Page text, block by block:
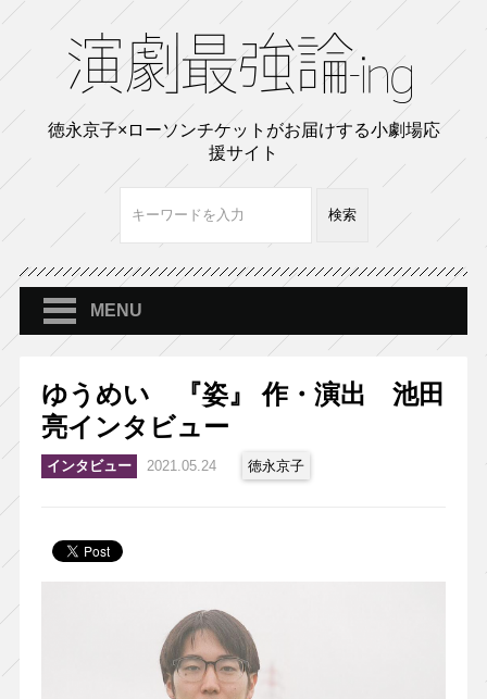
徳永京子×ローソンチケットがお届けする小劇場応
援サイト
MENU
ゆうめい 『姿』 作・演出 池田
亮インタビュー
インタビュー 2021.05.24 徳永京子